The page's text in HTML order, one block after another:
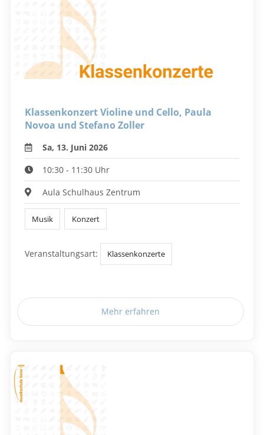
Klassenkonzert Violine und Cello, Paula
Novoa und Stefano Zoller
Sa, 13. Juni 2026
10:30 - 11:30 Uhr
Aula Schulhaus Zentrum
Musik Konzert
Veranstaltungsart: Klassenkonzerte
Mehr erfahren